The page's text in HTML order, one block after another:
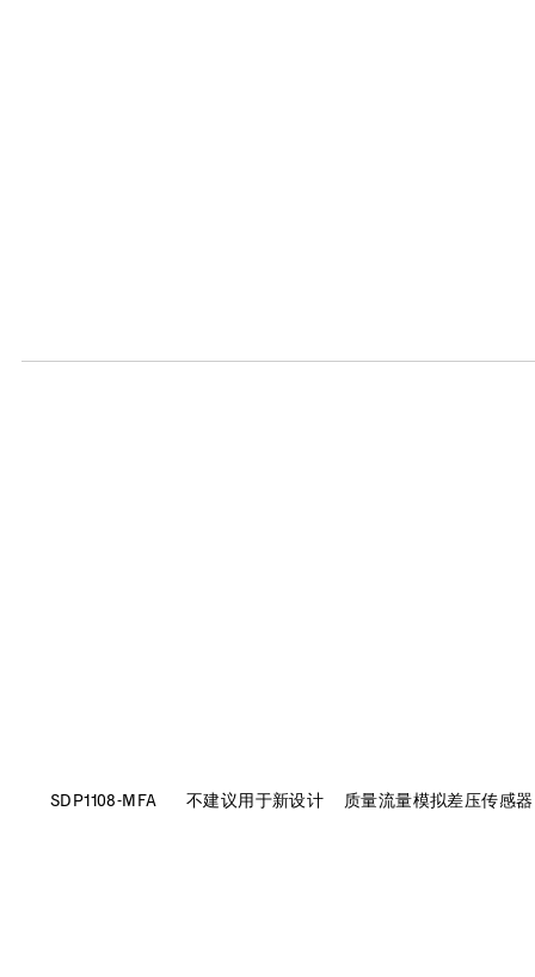
SDP1108-MFA 不建议用于新设计 质量流量模拟差压传感